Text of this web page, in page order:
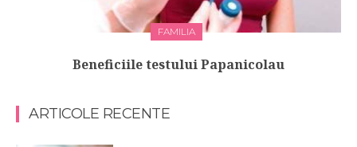
FAMILIA
Beneficiile testului Papanicolau
ARTICOLE RECENTE